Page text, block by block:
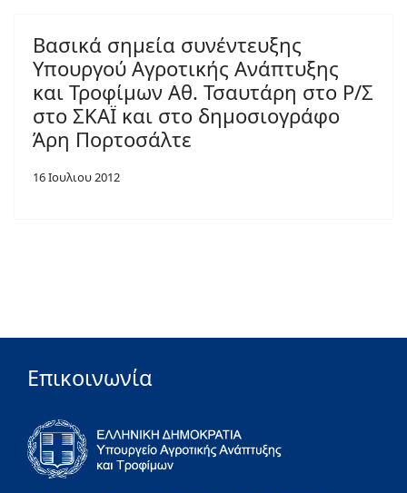
Βασικά σημεία συνέντευξης
Υπουργού Αγροτικής Ανάπτυξης
και Τροφίμων Αθ. Τσαυτάρη στο Ρ/Σ
στο ΣΚΑΪ και στο δημοσιογράφο
Άρη Πορτοσάλτε
16 Ιουλιου 2012
Επικοινωνία